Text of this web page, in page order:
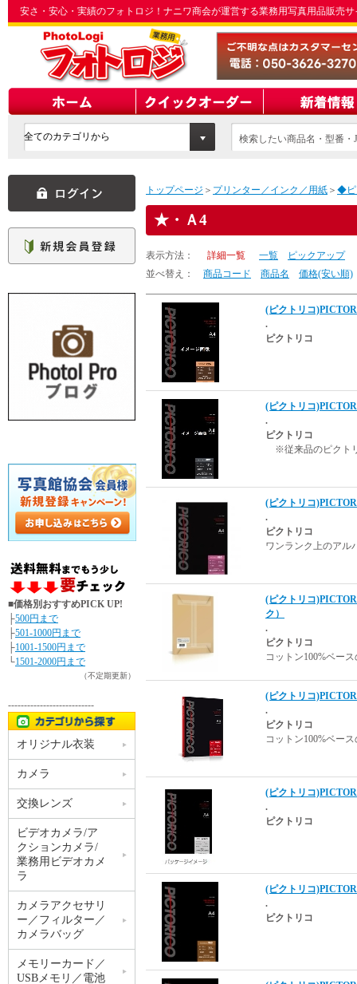
安さ・安心・実績のフォトロジ！ナニワ商会が運営する業務用写真用品販売
検索したい商品名・型番
トップページ ＞ プリンター／インク／用紙 ＞ ◆ピ
・Ａ4
表示方法： 詳細一覧 一覧
ピックアップ
並べ替え：
商品コード 商品名 価格(安い順)
(ピクトリコ
.
ピクトリコ
(ピクトリコ
.
ピクトリコ
※従来品のピクト
(ピクトリコ
.
ピクトリコ
ワンランク上のアル
(ピクトリコ
ク）
.
ピクトリコ
コットン100%ベー
(ピクトリコ
.
ピクトリコ
コットン100%ベー
(ピクトリコ
.
ピクトリコ
(ピクトリコ
.
ピクトリコ
■価格別おすすめPICK UP!
├500円まで
├501-1000円まで
├1001-1500円まで
└1501-2000円まで
（不定期更新）
---------------------------
オリジナル衣装
カメラ
交換レンズ
ビデオカメラ/ア
クションカメラ/
業務用ビデオカメ
ラ
カメラアクセサリ
ー／フィルター／
カメラバッグ
メモリーカード／
USBメモリ／電池